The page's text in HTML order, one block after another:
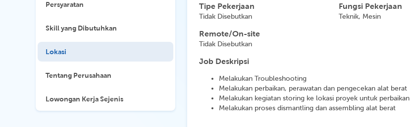
Persyaratan
Skill yang Dibutuhkan
Lokasi
Tentang Perusahaan
Lowongan Kerja Sejenis
Tipe Pekerjaan
Tidak Disebutkan
Remote/On-site
Tidak Disebutkan
Fungsi Pekerjaan
Teknik, Mesin
Job Deskripsi
Melakukan Troubleshooting
Melakukan perbaikan, perawatan dan pengecekan alat berat
Melakukan kegiatan storing ke lokasi proyek untuk perbaikan
Melakukan proses dismantling dan assembling alat berat